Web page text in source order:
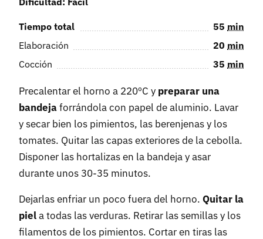
Tiempo total 55 min
Elaboración
20 min
Cocción
35 min
Precalentar el horno a 220ºC y preparar una
bandejaforrándola con papel de aluminio. Lavar
y secar bien los pimientos, las berenjenas y los
tomates. Quitar las capas exteriores de la cebolla.
Disponer las hortalizas en la bandeja y asar
durante unos 30-35 minutos.
Dejarlas enfriar un poco fuera del horno. Quitar la
piela todas las verduras. Retirar las semillas y los
filamentos de los pimientos. Cortar en tiras las